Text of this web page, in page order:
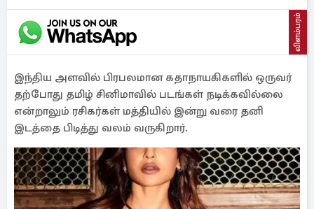
விளம்பரம்
இந்திய அளவில் பிரபலமான கதாநாயகிகளில் ஒருவர்
தற்போது தமிழ் சினிமாவில் படங்கள் நடிக்கவில்லை
என்றாலும் ரசிகர்கள் மத்தியில் இன்று வரை தனி
இடத்தை பிடித்து வலம் வருகிறார்.